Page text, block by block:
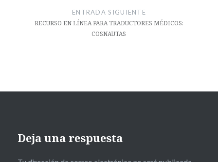
ENTRADA SIGUIENTE
RECURSO EN LÍNEA PARA TRADUCTORES MÉDICOS:
COSNAUTAS
Deja una respuesta